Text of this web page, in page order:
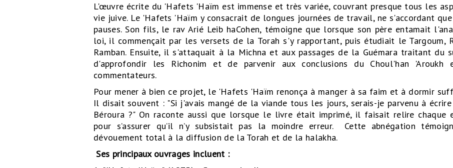
L'œuvre écrite du 'Hafets 'Haïm est immense et très variée, couvrant presque tous les
vie juive. Le 'Hafets 'Haïm y consacrait de longues journées de travail, ne s'accordant
pauses. Son fils, le rav Arié Leib haCohen, témoigne que lorsque son père entamait
loi, il commençait par les versets de la Torah s'y rapportant, puis étudiait le Targoum,
Ramban. Ensuite, il s'attaquait à la Michna et aux passages de la Guémara traitant du
d'approfondir les Richonim et de parvenir aux conclusions du Choul'han 'Aroukh
commentateurs.
Pour mener à bien ce projet, le 'Hafets 'Haïm renonça à manger à sa faim et à dormir
Il disait souvent : "Si j'avais mangé de la viande tous les jours, serais-je parvenu à
Béroura ?" On raconte aussi que lorsque le livre était imprimé, il faisait relire chaque
pour s’assurer qu’il n’y subsistait pas la moindre erreur. Cette abnégation
dévouement total à la diffusion de la Torah et de la halakha.
Ses principaux ouvrages incluent :